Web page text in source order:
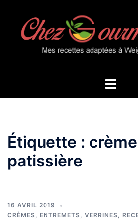
contenu
Ouvrir/
Étiquette : crème
patissière
16 AVRIL 2019
CRÈMES, ENTREMETS, VERRINES,